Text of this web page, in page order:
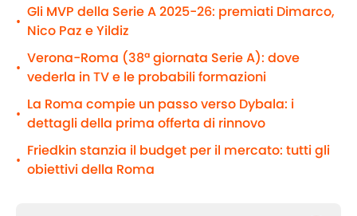
•
Gli MVP della Serie A 2025-26: premiati Dimarco,
Nico Paz e Yildiz
•
Verona-Roma (38ª giornata Serie A): dove
vederla in TV e le probabili formazioni
•
La Roma compie un passo verso Dybala: i
dettagli della prima offerta di rinnovo
•
Friedkin stanzia il budget per il mercato: tutti gli
obiettivi della Roma